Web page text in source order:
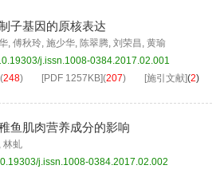
子基因的原核表达
, 傅秋玲, 施少华, 陈翠腾, 刘荣昌, 黄瑜
j.issn.1008-0384.2017.02.001
(248) [PDF 1257KB](207) [施引文献](2)
鱼肌肉营养成分的影响
, 林虬
j.issn.1008-0384.2017.02.002